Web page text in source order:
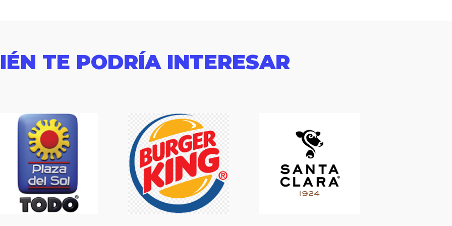
TE PODRÍA INTERESAR